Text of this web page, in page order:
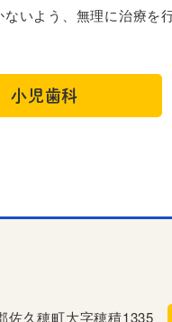
いよう、無理に治療を
小児歯科
久穂町大字穂積1335